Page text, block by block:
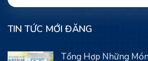
TIN TỨC MỚI ĐĂNG
Tổng Hợp Những